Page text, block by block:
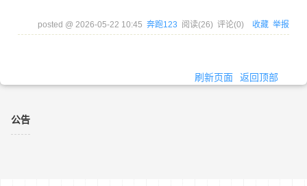
posted @ 2026-05-22 10:45 奔跑123 阅读(26) 评论(0) 收藏 举报
刷新页面 返回顶部
公告